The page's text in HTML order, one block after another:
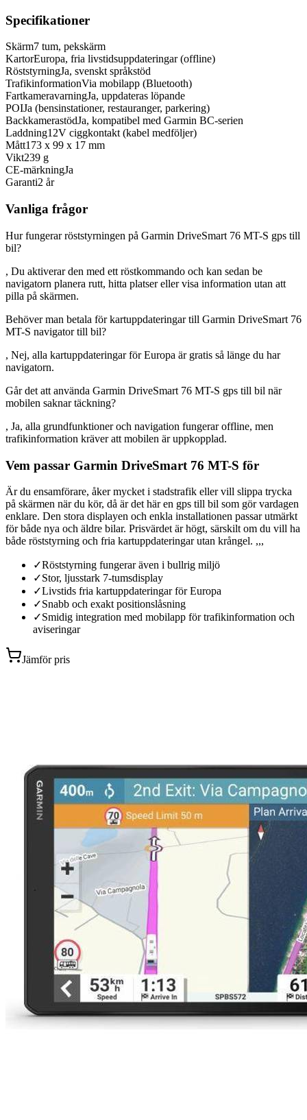
Specifikationer
Skärm7 tum, pekskärm
KartorEuropa, fria livstidsuppdateringar (offline)
RöststyrningJa, svenskt språkstöd
TrafikinformationVia mobilapp (Bluetooth)
FartkameravarningJa, uppdateras löpande
POIJa (bensinstationer, restauranger, parkering)
BackkamerastödJa, kompatibel med Garmin BC-serien
Laddning12V ciggkontakt (kabel medföljer)
Mått173 x 99 x 17 mm
Vikt239 g
CE-märkningJa
Garanti2 år
Vanliga frågor
Hur fungerar röststyrningen på Garmin DriveSmart 76 MT-S gps till
bil?
, Du aktiverar den med ett röstkommando och kan sedan be
navigatorn planera rutt, hitta platser eller visa information utan att
pilla på skärmen.
Behöver man betala för kartuppdateringar till Garmin DriveSmart 76
MT-S navigator till bil?
, Nej, alla kartuppdateringar för Europa är gratis så länge du har
navigatorn.
Går det att använda Garmin DriveSmart 76 MT-S gps till bil när
mobilen saknar täckning?
, Ja, alla grundfunktioner och navigation fungerar offline, men
trafikinformation kräver att mobilen är uppkopplad.
Vem passar Garmin DriveSmart 76 MT-S för
Är du ensamförare, åker mycket i stadstrafik eller vill slippa trycka
på skärmen när du kör, då är det här en gps till bil som gör vardagen
enklare. Den stora displayen och enkla installationen passar utmärkt
för både nya och äldre bilar. Prisvärdet är högt, särskilt om du vill ha
både röststyrning och fria kartuppdateringar utan krångel. ,,,
✓Röststyrning fungerar även i bullrig miljö
✓Stor, ljusstark 7-tumsdisplay
✓Livstids fria kartuppdateringar för Europa
✓Snabb och exakt positionslåsning
✓Smidig integration med mobilapp för trafikinformation och
aviseringar
Jämför pris